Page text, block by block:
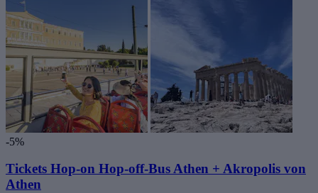
-5%
Tickets Hop-on Hop-off-Bus Athen + Akropolis von
Athen